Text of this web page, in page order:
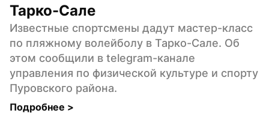
Тарко-Сале
Известные спортсмены дадут мастер-класс
по пляжному волейболу в Тарко-Сале. Об
этом сообщили в telegram-канале
управления по физической культуре и спорту
Пуровского района.
Подробнее >